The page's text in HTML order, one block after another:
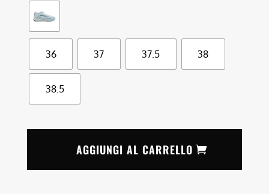
36 37 37.5 38
38.5
AGGIUNGI AL CARRELLO